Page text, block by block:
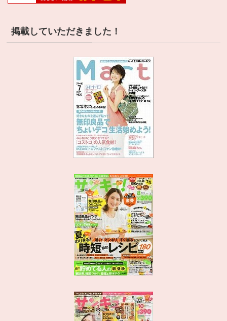
掲載していただきました！